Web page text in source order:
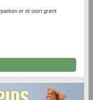
er et stort grønt